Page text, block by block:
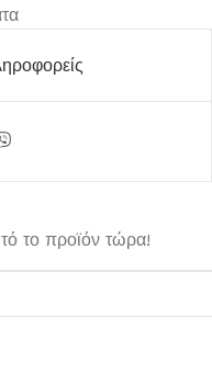
το προϊόν τώρα!